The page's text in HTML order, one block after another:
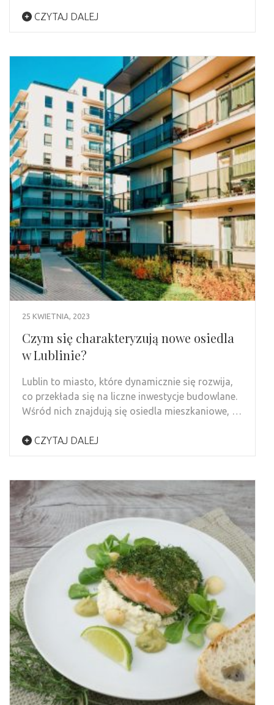
CZYTAJ DALEJ
25 KWIETNIA, 2023
Czym się charakteryzują nowe osiedla
w Lublinie?
Lublin to miasto, które dynamicznie się rozwija,
co przekłada się na liczne inwestycje budowlane.
Wśród nich znajdują się osiedla mieszkaniowe, …
CZYTAJ DALEJ